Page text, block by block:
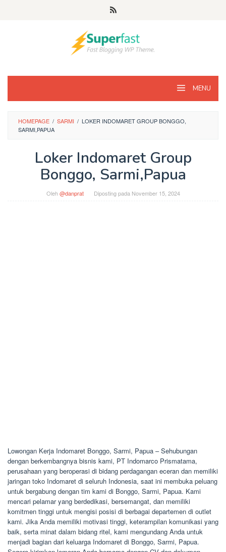
MENU
HOMEPAGE / SARMI / LOKER INDOMARET GROUP BONGGO,
SARMI,PAPUA
Loker Indomaret Group
Bonggo, Sarmi,Papua
Oleh@danprat Diposting pada November 15, 2024
Lowongan Kerja Indomaret Bonggo, Sarmi, Papua – Sehubungan
dengan berkembangnya bisnis kami, PT Indomarco Prismatama,
perusahaan yang beroperasi di bidang perdagangan eceran dan memiliki
jaringan toko Indomaret di seluruh Indonesia, saat ini membuka peluang
untuk bergabung dengan tim kami di Bonggo, Sarmi, Papua. Kami
mencari pelamar yang berdedikasi, bersemangat, dan memiliki
komitmen tinggi untuk mengisi posisi di berbagai departemen di outlet
kami. Jika Anda memiliki motivasi tinggi, keterampilan komunikasi yang
baik, serta minat dalam bidang ritel, kami mengundang Anda untuk
menjadi bagian dari keluarga Indomaret di Bonggo, Sarmi, Papua.